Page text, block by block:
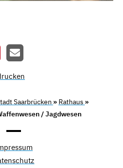
Saarbrücken » Rathaus »
/ Jagdwesen